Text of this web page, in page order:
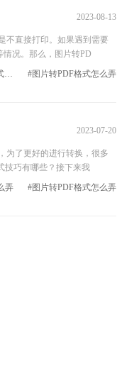
2023-08-13
直接打印。如果遇到需要
况。那么，图片转PD
#图片转PDF格式怎么弄
#如何进行图片转PDF格式怎么弄
2023-07-20
了更好的进行转换，很多
技巧有哪些？接下来我
#图片转PDF格式怎么弄
弄